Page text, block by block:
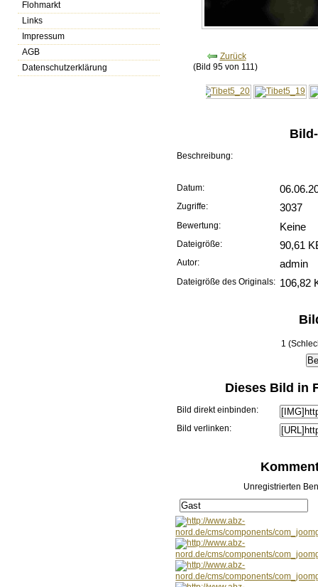
Flohmarkt
Links
Impressum
AGB
Datenschutzerklärung
Zurück
(Bild 95 von 111)
Beschreibung:
Datum:
Zugriffe: 3037
Bewertung: Keine
Dateigröße: 90,61
Autor: admin
Dateigröße des Originals: 106,82
1
Dieses Bild in
Bild direkt einbinden:
Bild verlinken:
Unregistrierten